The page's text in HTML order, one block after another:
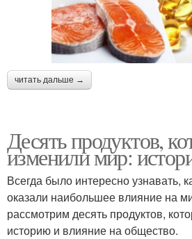
читать дальше →
Десять продуктов,
изменили мир:
Всегда было интересно узнавать,
оказали наибольшее влияние на
рассмотрим десять продуктов,
историю и влияние на общество.